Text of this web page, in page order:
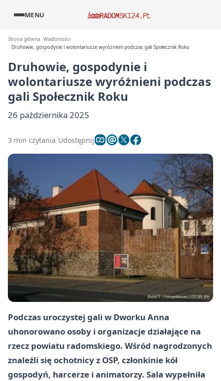
MENU
Strona główna Wiadomości
Druhowie, gospodynie i wolontariusze wyróżnieni podczas gali Społecznik Roku
Druhowie, gospodynie i
wolontariusze wyróżnieni podczas
gali Społecznik Roku
26 października 2025
3 min czytania Udostępnij
Podczas uroczystej gali w Dworku Anna
uhonorowano osoby i organizacje działające na
rzecz powiatu radomskiego. Wśród nagrodzonych
znaleźli się ochotnicy z OSP, członkinie kół
gospodyń, harcerze i animatorzy. Sala wypełniła